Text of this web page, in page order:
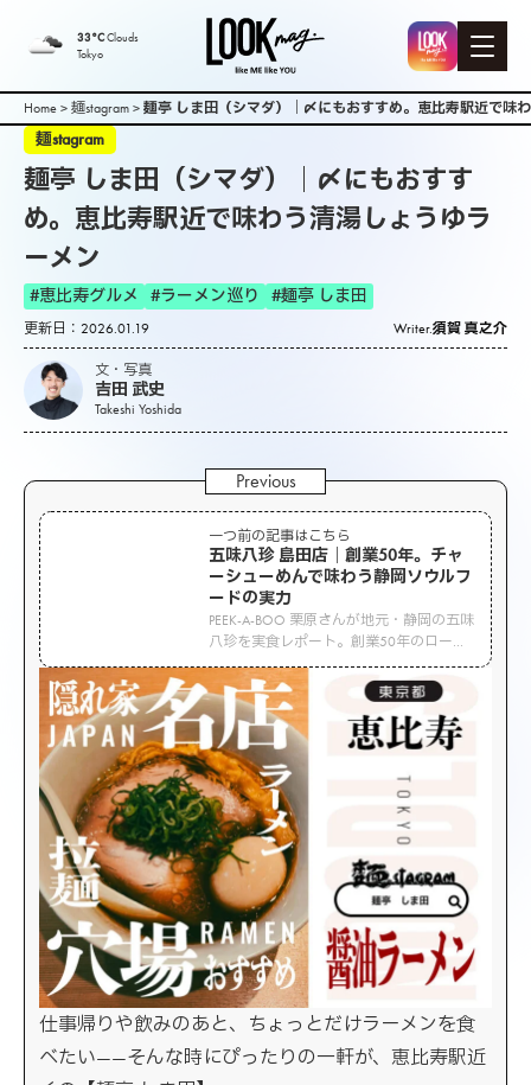
33°CClouds
Tokyo
Home > 麺stagram > 麺亭 しま田（シマダ）｜〆にもおすすめ。恵比寿駅近で味
麺stagram
麺亭 しま田（シマダ）｜〆にもおすす
め。恵比寿駅近で味わう清湯しょうゆラ
ーメン
#恵比寿グルメ #ラーメン巡り #麺亭 しま田
更新日：2026.01.19 Writer.須賀 真之介
文・写真
吉田 武史
Takeshi Yoshida
一つ前の記事はこちら
五味八珍 島田店｜創業50年。チャ
ーシューめんで味わう静岡ソウルフ
ードの実力
PEEK-A-BOO 栗原さんが地元・静岡の五味
八珍を実食レポート。創業50年のローカ
ルチェーンが誇るチャーシューめんは、
懐かしくもクセになる“町中華”の王道。静
岡ソウルフードの実力を紹介！
仕事帰りや飲みのあと、ちょっとだけラーメンを食
べたい——そんな時にぴったりの一軒が、恵比寿駅近